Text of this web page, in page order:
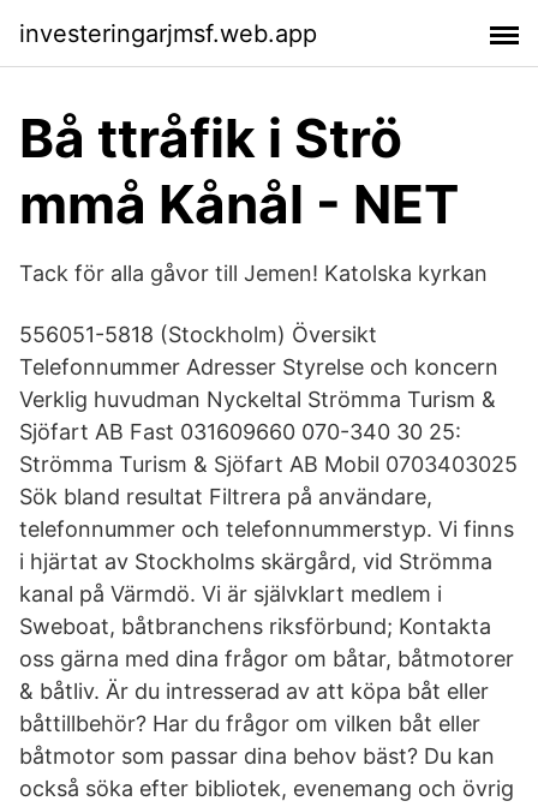
investeringarjmsf.web.app
Bå ttråfik i Strö
mmå Kånål - NET
Tack för alla gåvor till Jemen! Katolska kyrkan
556051-5818 (Stockholm) Översikt
Telefonnummer Adresser Styrelse och koncern
Verklig huvudman Nyckeltal Strömma Turism &
Sjöfart AB Fast 031609660 070-340 30 25:
Strömma Turism & Sjöfart AB Mobil 0703403025
Sök bland resultat Filtrera på användare,
telefonnummer och telefonnummerstyp. Vi finns
i hjärtat av Stockholms skärgård, vid Strömma
kanal på Värmdö. Vi är självklart medlem i
Sweboat, båtbranchens riksförbund; Kontakta
oss gärna med dina frågor om båtar, båtmotorer
& båtliv. Är du intresserad av att köpa båt eller
båttillbehör? Har du frågor om vilken båt eller
båtmotor som passar dina behov bäst? Du kan
också söka efter bibliotek, evenemang och övrig